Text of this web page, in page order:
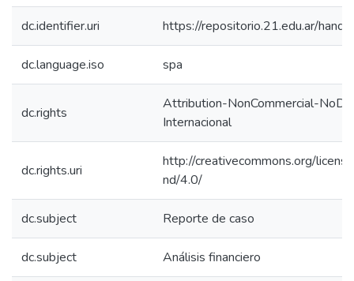
dc.identifier.uri https://repositorio.21.edu.ar/
dc.language.iso spa
dc.rights
Attribution-NonCommercial-
Internacional
dc.rights.uri
http://creativecommons.org/
nd/4.0/
dc.subject Reporte de caso
dc.subject Análisis financiero